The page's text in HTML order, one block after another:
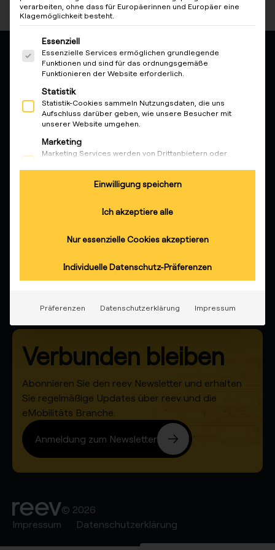
reev - We want to energize a
better future.
Lösungen
KundInnen
Über uns
Verbunden bleiben
Abonnieren Sie den reev Newsletter und erhalten
Sie regelmäßige Updates über reev und die
eMobilitäts Branche.
Anmeldung zum Newsletter
© 2026
Impressum
Datenschutzerklärung
verarbeiten, ohne dass für Europäerinnen und Europäer eine
Klagemöglichkeit besteht.
Es folgt eine Liste der Service-Gruppen, für die eine
Essenziell
Essenzielle Services ermöglichen grundlegende
Funktionen und sind für das ordnungsgemäße
Funktionieren der Website erforderlich.
Statistik
Statistik-Cookies sammeln Nutzungsdaten, die uns
Aufschluss darüber geben, wie unsere Besucher mit
unserer Website umgehen.
Marketing
Marketing Services werden von Drittanbietern oder
Websites hinweg verfolgen.
Inhalte von Videoplattformen und Social-Media-
externe Services akzeptiert werden, ist für den Zugriff auf
diese Inhalte keine manuelle Einwilligung mehr
Einwilligung speichern
Ich akzeptiere alle
Nur essenzielle Cookies akzeptieren
Individuelle Datenschutz-Präferenzen
Präferenzen Datenschutzerklärung Impressum